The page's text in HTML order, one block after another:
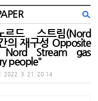
드 스트림(Nord
의 재구성 Opposite
Nord Stream gas
people"
2022. 3. 21. 20:14